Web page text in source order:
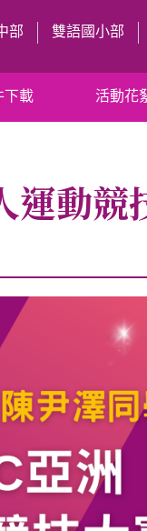
部 雙語國小部
下載 活動花
動競